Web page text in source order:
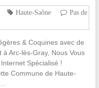
Haute-Saône
Pas de
& Coquines avec de
Arc-lès-Gray, Nous Vous
Spécialisé !
Commune de Haute-